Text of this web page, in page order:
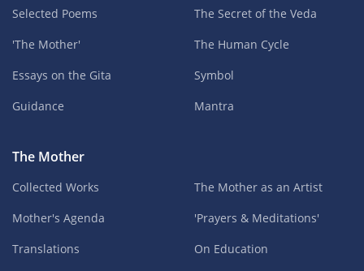
Selected Poems
'The Mother'
Essays on the Gita
Guidance
The Secret of the Veda
The Human Cycle
Symbol
Mantra
The Mother
Collected Works
Mother's Agenda
Translations
The Mother as an Artist
'Prayers & Meditations'
On Education